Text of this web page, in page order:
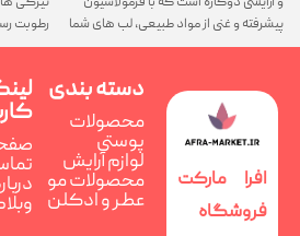
پیشرفته و غنی از مواد طبیعی، لب های شما
را همزمان ترمیم، تغذیه و فوق العاده
رطوبت
افرا مارکت
فروشگاه
دسته بندی
محصولات
پوستی
لوازم آرایش
محصولات مو
عطر و ادکلن